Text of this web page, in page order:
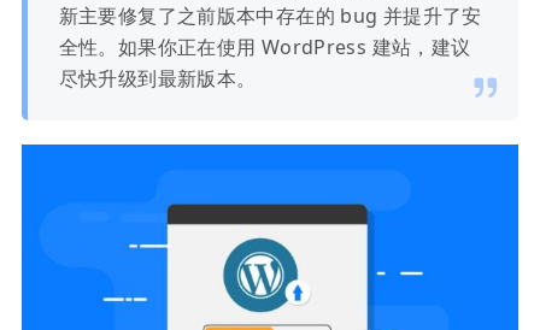
新主要修复了之前版本中存在的 bug 并提升了安
全性。如果你正在使用 WordPress 建站，建议
尽快升级到最新版本。